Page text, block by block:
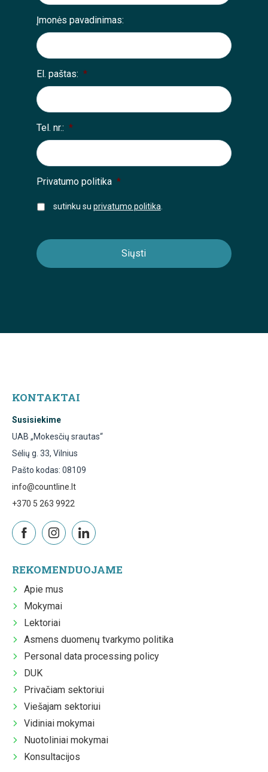
Įmonės pavadinimas:
El. paštas: *
Tel. nr.: *
Privatumo politika *
sutinku su privatumo politika
KONTAKTAI
Susisiekime
UAB „Mokesčių srautas“
Sėlių g. 33, Vilnius
Pašto kodas: 08109
info@countline.lt
+370 5 263 9922
REKOMENDUOJAME
Apie mus
Mokymai
Lektoriai
Asmens duomenų tvarkymo politika
Personal data processing policy
DUK
Privačiam sektoriui
Viešajam sektoriui
Vidiniai mokymai
Nuotoliniai mokymai
Konsultacijos